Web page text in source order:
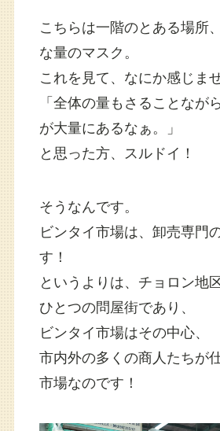
こちらは一階のとある場所
な量のマスク。
これを見て、なにか感じま
「全体の量もさることなが
が大量にあるなぁ。」
と思った方、スルドイ！
そうなんです。
ビンタイ市場は、卸売専門
す！
というよりは、チョロン地
ひとつの問屋街であり、
ビンタイ市場はその中心、
市内外の多くの商人たちが
市場なのです！